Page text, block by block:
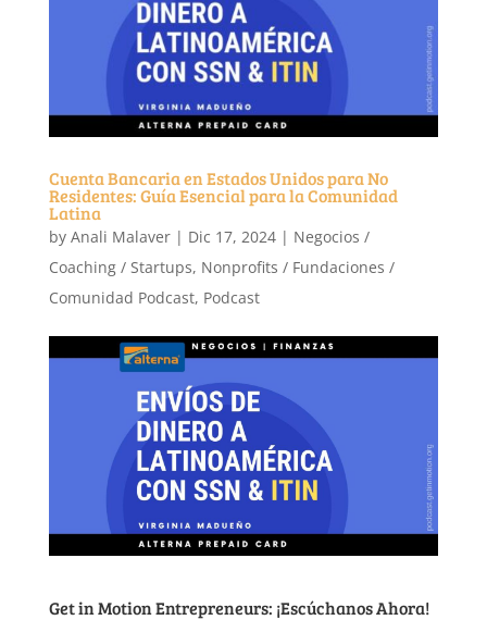
Cuenta Bancaria en Estados Unidos para No
Residentes: Guía Esencial para la Comunidad
Latina
by Anali Malaver| Dic 17, 2024| Negocios /
Coaching / Startups, Nonprofits / Fundaciones /
Comunidad Podcast, Podcast
Get in Motion Entrepreneurs: ¡Escúchanos Ahora!